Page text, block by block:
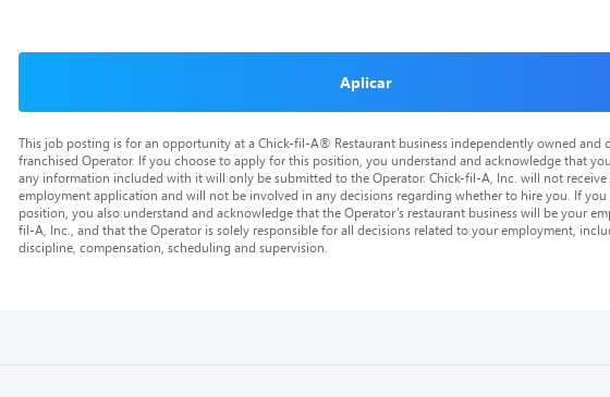
Aplicar
This job posting is for an opportunity at a Chick-fil-A® Restaurant business independently owned and
franchised Operator. If you choose to apply for this position, you understand and acknowledge that
any information included with it will only be submitted to the Operator. Chick-fil-A, Inc. will not
employment application and will not be involved in any decisions regarding whether to hire you. If
position, you also understand and acknowledge that the Operator’s restaurant business will be your
fil-A, Inc., and that the Operator is solely responsible for all decisions related to your employment,
discipline, compensation, scheduling and supervision.